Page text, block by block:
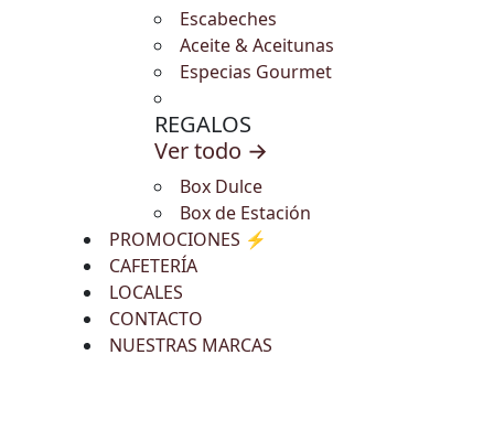
Escabeches
Aceite & Aceitunas
Especias Gourmet
REGALOS
Ver todo →
Box Dulce
Box de Estación
PROMOCIONES ⚡
CAFETERÍA
LOCALES
CONTACTO
NUESTRAS MARCAS